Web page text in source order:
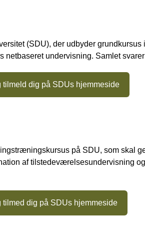
(SDU), der udbyder
netbaseret undervisning. Samlet
dig på SDUs hjemmeside
på SDU, som skal
af tilstedeværelsesundervisning
dig på SDUs hjemmeside